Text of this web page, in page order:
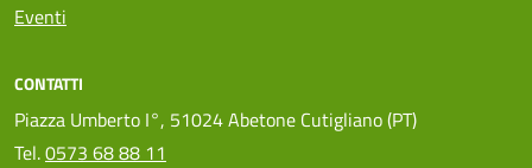
Eventi
CONTATTI
Piazza Umberto I°, 51024 Abetone Cutigliano (PT)
Tel.0573 68 88 11